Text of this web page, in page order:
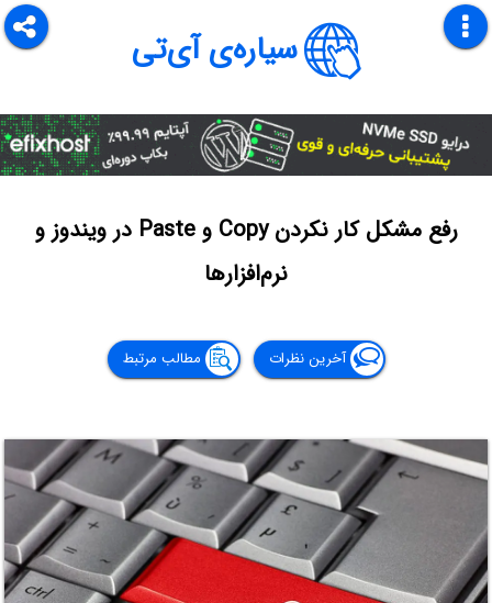
سیاره‌ی آی‌تی
رفع مشکل کار نکردن Copy و Paste در ویندوز و
نرم‌افزارها
آخرین نظرات مطالب مرتبط